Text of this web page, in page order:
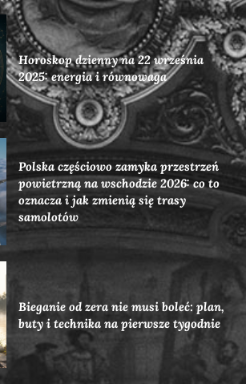
Horoskop dzienny na 22 września
2025: energia i równowaga
Polska częściowo zamyka przestrzeń
powietrzną na wschodzie 2026: co to
oznacza i jak zmienią się trasy
samolotów
Bieganie od zera nie musi boleć: plan,
buty i technika na pierwsze tygodnie